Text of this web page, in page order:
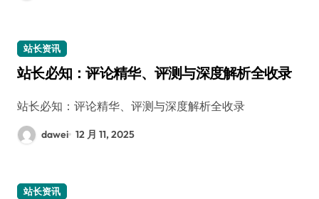
站长资讯
站长必知：评论精华、评测与深度解析全收录
站长必知：评论精华、评测与深度解析全收录
dawei 12 月 11, 2025
站长资讯